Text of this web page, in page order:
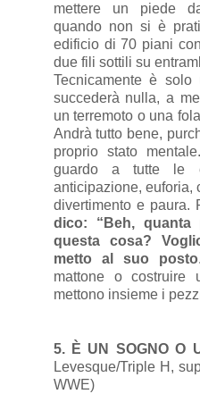
mettere un piede
quando non si è
edificio di 70 piani
due fili sottili su
Tecnicamente è solo
succederà nulla, a
un terremoto o una
Andrà tutto bene,
proprio stato
guardo a tutte le
anticipazione, euforia,
divertimento e paura.
dico: “Beh,
questa cosa?
metto al suo posto
mattone o
mettono insieme i
5. È UN SOGNO O
Levesque/Triple H,
WWE)